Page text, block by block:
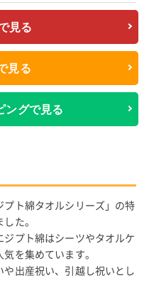
見る
見る
ングで見る
ト綿タオルシリーズ」の特
た。
プト綿はシーツやタオルケ
を集めています。
や出産祝い、引越し祝いとし